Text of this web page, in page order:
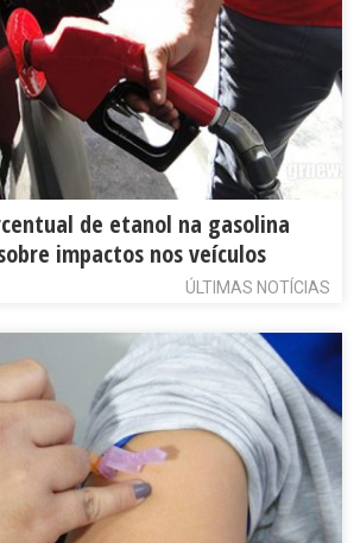
de etanol na gasolina
impactos nos veículos
ÚLTIMAS NOTÍCIAS